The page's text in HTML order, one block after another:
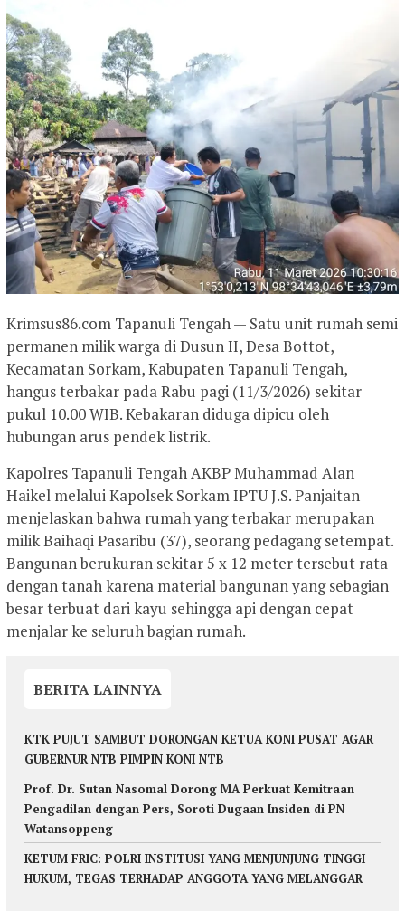
Krimsus86.com Tapanuli Tengah — Satu unit rumah semi
permanen milik warga di Dusun II, Desa Bottot,
Kecamatan Sorkam, Kabupaten Tapanuli Tengah,
hangus terbakar pada Rabu pagi (11/3/2026) sekitar
pukul 10.00 WIB. Kebakaran diduga dipicu oleh
hubungan arus pendek listrik.
Kapolres Tapanuli Tengah AKBP Muhammad Alan
Haikel melalui Kapolsek Sorkam IPTU J.S. Panjaitan
menjelaskan bahwa rumah yang terbakar merupakan
milik Baihaqi Pasaribu (37), seorang pedagang setempat.
Bangunan berukuran sekitar 5 x 12 meter tersebut rata
dengan tanah karena material bangunan yang sebagian
besar terbuat dari kayu sehingga api dengan cepat
menjalar ke seluruh bagian rumah.
BERITA LAINNYA
KTK PUJUT SAMBUT DORONGAN KETUA KONI PUSAT AGAR
GUBERNUR NTB PIMPIN KONI NTB
Prof. Dr. Sutan Nasomal Dorong MA Perkuat Kemitraan
Pengadilan dengan Pers, Soroti Dugaan Insiden di PN
Watansoppeng
KETUM FRIC: POLRI INSTITUSI YANG MENJUNJUNG TINGGI
HUKUM, TEGAS TERHADAP ANGGOTA YANG MELANGGAR